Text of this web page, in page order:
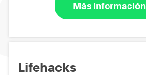
Más información
Lifehacks